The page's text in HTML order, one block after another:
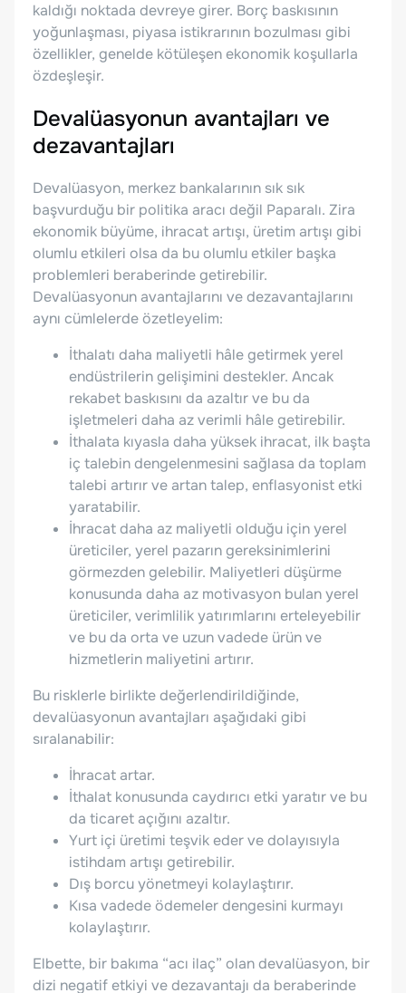
kaldığı noktada devreye girer. Borç baskısının
yoğunlaşması, piyasa istikrarının bozulması gibi
özellikler, genelde kötüleşen ekonomik koşullarla
özdeşleşir.
Devalüasyonun avantajları ve
dezavantajları
Devalüasyon, merkez bankalarının sık sık
başvurduğu bir politika aracı değil Paparalı. Zira
ekonomik büyüme, ihracat artışı, üretim artışı gibi
olumlu etkileri olsa da bu olumlu etkiler başka
problemleri beraberinde getirebilir.
Devalüasyonun avantajlarını ve dezavantajlarını
aynı cümlelerde özetleyelim:
İthalatı daha maliyetli hâle getirmek yerel
endüstrilerin gelişimini destekler. Ancak
rekabet baskısını da azaltır ve bu da
işletmeleri daha az verimli hâle getirebilir.
İthalata kıyasla daha yüksek ihracat, ilk başta
iç talebin dengelenmesini sağlasa da toplam
talebi artırır ve artan talep, enflasyonist etki
yaratabilir.
İhracat daha az maliyetli olduğu için yerel
üreticiler, yerel pazarın gereksinimlerini
görmezden gelebilir. Maliyetleri düşürme
konusunda daha az motivasyon bulan yerel
üreticiler, verimlilik yatırımlarını erteleyebilir
ve bu da orta ve uzun vadede ürün ve
hizmetlerin maliyetini artırır.
Bu risklerle birlikte değerlendirildiğinde,
devalüasyonun avantajları aşağıdaki gibi
sıralanabilir:
İhracat artar.
İthalat konusunda caydırıcı etki yaratır ve bu
da ticaret açığını azaltır.
Yurt içi üretimi teşvik eder ve dolayısıyla
istihdam artışı getirebilir.
Dış borcu yönetmeyi kolaylaştırır.
Kısa vadede ödemeler dengesini kurmayı
kolaylaştırır.
Elbette, bir bakıma “acı ilaç” olan devalüasyon, bir
dizi negatif etkiyi ve dezavantajı da beraberinde